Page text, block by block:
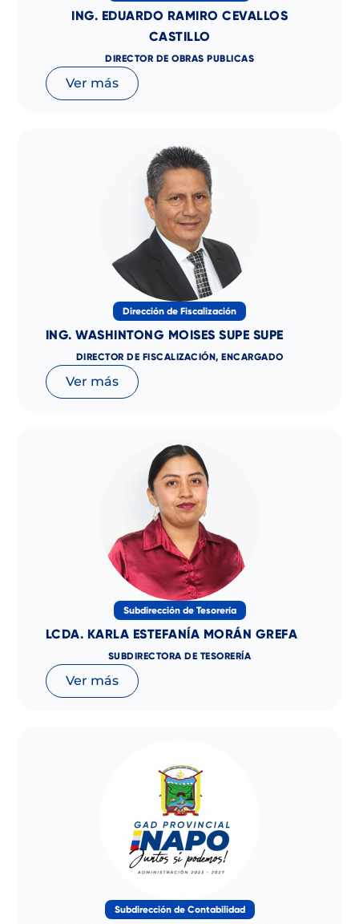
ING. EDUARDO RAMIRO CEVALLOS
CASTILLO
DIRECTOR DE OBRAS PUBLICAS
Ver más
Dirección de Fiscalización
ING. WASHINTONG MOISES SUPE SUPE
DIRECTOR DE FISCALIZACIÓN, ENCARGADO
Ver más
Subdirección de Tesorería
LCDA. KARLA ESTEFANÍA MORÁN GREFA
SUBDIRECTORA DE TESORERÍA
Ver más
Subdirección de Contabilidad